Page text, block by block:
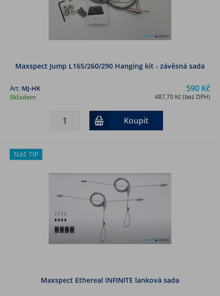
Maxspect Jump L165/260/290 Hanging kit - závěsná sada
590 Kč
487,70 Kč (bez DPH)
Art: MJ-HK
Skladem
Koupit
Náš TIP
Maxspect Ethereal INFINITE lanková sada